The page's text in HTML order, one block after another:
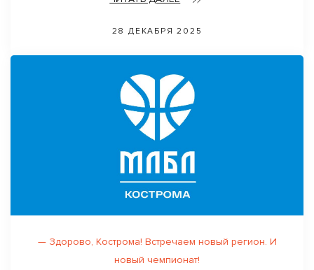
28 ДЕКАБРЯ 2025
— Здорово, Кострoма! Встречаем новый регион. И
новый чемпионат!